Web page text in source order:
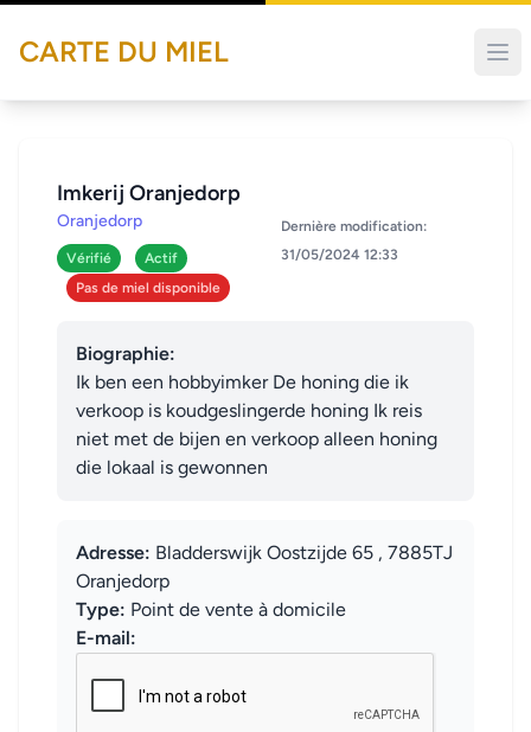
CARTE DU MIEL
Imkerij Oranjedorp
Oranjedorp
Vérifié
Actif
Pas de miel disponible
Dernière modification:
31/05/2024 12:33
Biographie:
Ik ben een hobbyimker De honing die ik
verkoop is koudgeslingerde honing Ik reis
niet met de bijen en verkoop alleen honing
die lokaal is gewonnen
Adresse: Bladderswijk Oostzijde 65 , 7885TJ
Oranjedorp
Type: Point de vente à domicile
E-mail: